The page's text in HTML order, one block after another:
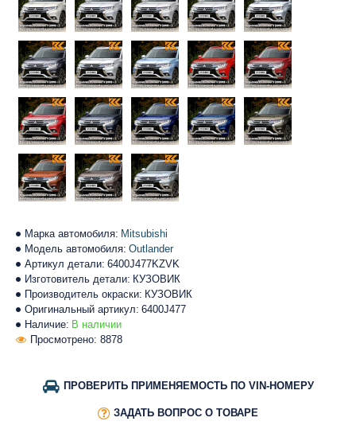
Наличие: В наличии
Марка автомобиля: Mitsubishi
Модель автомобиля: Outlander
Артикул детали: 6400J477KZVK
Изготовитель детали: КУЗОВИК
Производитель окраски: КУЗОВИК
Оригинальный артикул: 6400J477
Просмотрено: 8878
ПРОВЕРИТЬ ПРИМЕНЯЕМОСТЬ ПО VIN-НОМЕРУ
ЗАДАТЬ ВОПРОС О ТОВАРЕ